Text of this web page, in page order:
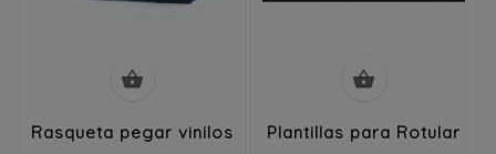

Rasqueta pegar vinilos

Plantillas para Rotular